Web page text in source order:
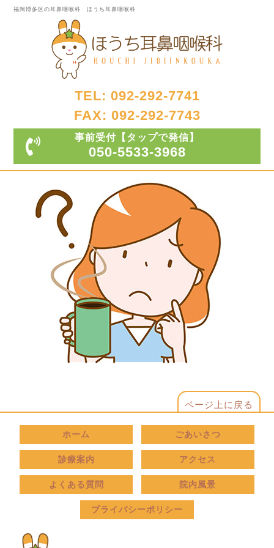
福岡博多区の耳鼻咽喉科 ほうち耳鼻咽喉科
TEL: 092-292-7741
FAX: 092-292-7743
事前受付 【タップで発信】
050-5533-3968
ページ上に戻る
ホーム ごあいさつ
診療案内 アクセス
よくある質問 院内風景
プライバシーポリシー